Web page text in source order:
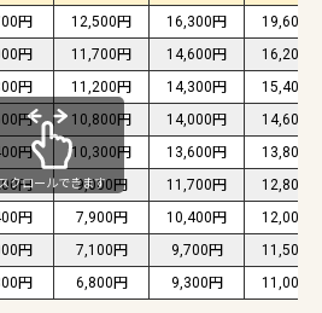
円 12,500円 16,300円
19,600円
円 11,700円 14,600円
16,200円
円 11,200円 14,300円
15,400円
円 10,800円 14,000円
14,600円
円 10,300円 13,600円
13,800円
円 9,000円 11,700円
12,800円
円 7,900円 10,400円
12,000円
円 7,100円 9,700円
11,500円
円 6,800円 9,300円 11,000円
クロールできます